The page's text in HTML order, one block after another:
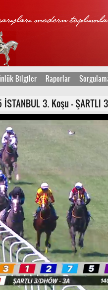
Bilgiler Raporlar
3. Koşu - ŞARTLI